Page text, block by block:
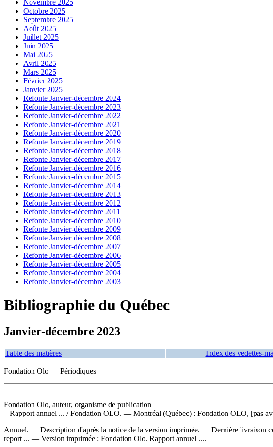
Novembre 2025
Octobre 2025
Septembre 2025
Août 2025
Juillet 2025
Juin 2025
Mai 2025
Avril 2025
Mars 2025
Février 2025
Janvier 2025
Refonte Janvier-décembre 2024
Refonte Janvier-décembre 2023
Refonte Janvier-décembre 2022
Refonte Janvier-décembre 2021
Refonte Janvier-décembre 2020
Refonte Janvier-décembre 2019
Refonte Janvier-décembre 2018
Refonte Janvier-décembre 2017
Refonte Janvier-décembre 2016
Refonte Janvier-décembre 2015
Refonte Janvier-décembre 2014
Refonte Janvier-décembre 2013
Refonte Janvier-décembre 2012
Refonte Janvier-décembre 2011
Refonte Janvier-décembre 2010
Refonte Janvier-décembre 2009
Refonte Janvier-décembre 2008
Refonte Janvier-décembre 2007
Refonte Janvier-décembre 2006
Refonte Janvier-décembre 2005
Refonte Janvier-décembre 2004
Refonte Janvier-décembre 2003
Bibliographie du Québec
Janvier-décembre 2023
Table des matières Index des vedettes-
Fondation Olo — Périodiques
Fondation Olo, auteur, organisme de publication
Rapport annuel ... / Fondation OLO. — Montréal (Québec) : Fondation OLO, [pas
Annuel. — Description d'après la notice de la version imprimée. — Dernière livraison
report ... — Version imprimée : Fondation Olo. Rapport annuel ....